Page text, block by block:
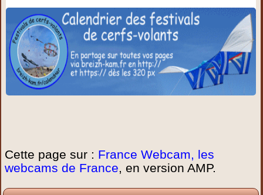
Cette page sur : France Webcam, les
webcams de France, en version AMP.